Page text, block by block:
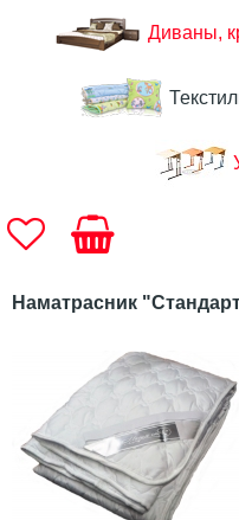
Диваны,
Наматрасник